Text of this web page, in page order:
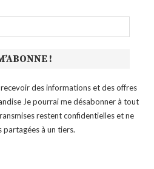
des informations et des offres
Je pourrai me désabonner à tout
restent confidentielles et ne
partagées à un tiers.